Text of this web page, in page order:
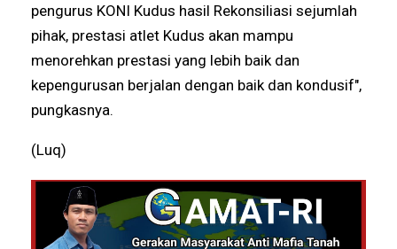
pengurus KONI Kudus hasil Rekonsiliasi sejumlah
pihak, prestasi atlet Kudus akan mampu
menorehkan prestasi yang lebih baik dan
kepengurusan berjalan dengan baik dan kondusif",
pungkasnya.
(Luq)